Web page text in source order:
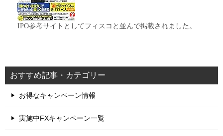
IPO参考サイトとしてフィスコと並んで掲載されました。
おすすめ記事・カテゴリー
お得なキャンペーン情報
実施中FXキャンペーン一覧